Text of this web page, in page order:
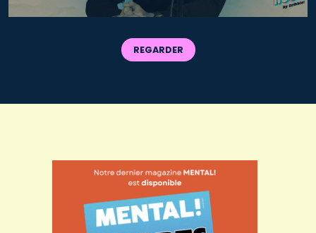
REGARDER